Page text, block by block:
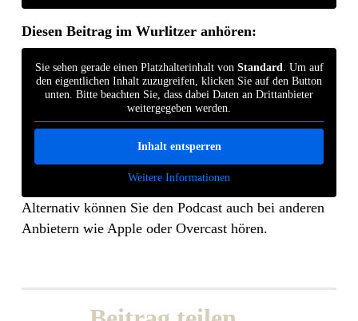
Diesen Beitrag im Wurlitzer anhören:
Sie sehen gerade einen Platzhalterinhalt von Standard. Um auf
den eigentlichen Inhalt zuzugreifen, klicken Sie auf den Button
unten. Bitte beachten Sie, dass dabei Daten an Drittanbieter
weitergegeben werden.
Inhalt entsperren
Weitere Informationen
Alternativ können Sie den Podcast auch bei anderen
Anbietern wie Apple oder Overcast hören.